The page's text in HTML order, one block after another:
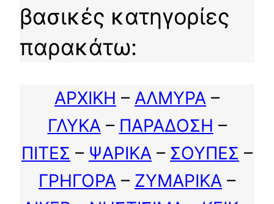
βασικές κατηγορίες
παρακάτω:
ΑΡΧΙΚΗ – ΑΛΜΥΡΑ –
ΓΛΥΚΑ– ΠΑΡΑΔΟΣΗ –
ΠΙΤΕΣ – ΨΑΡΙΚΑ – ΣΟΥΠΕΣ –
ΓΡΗΓΟΡΑ – ΖΥΜΑΡΙΚΑ –